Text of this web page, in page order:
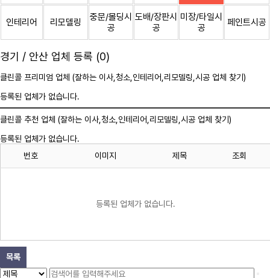
인테리어 리모델링
중문/몰딩시
공
도배/장판시
공
미장/타일시
공
페인트시공
경기 / 안산 업체 등록 (0)
클린콜 프리미엄 업체 (잘하는 이사, 청소 ,인테리어,리모델링,시공 업체 찾기)
등록된 업체가 없습니다.
클린콜 추천 업체 (잘하는 이사, 청소 ,인테리어,리모델링,시공 업체 찾기)
등록된 업체가 없습니다.
번호
이미지 제목 조회
등록된 업체가 없습니다.
목록